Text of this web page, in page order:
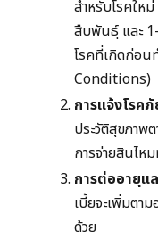
สำหรับโรคให
สืบพันธุ์ และ
โรคที่เกิดก่อ
Conditions)
การแจ้งโรค
ประวัติสุขภาพ
การจ่ายสินไห
การต่ออายุแ
เบี้ยจะเพิ่มตา
ด้วย